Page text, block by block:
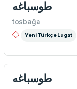
طوسباغه
tosbağa
Yeni Türkçe Lugat
طوسباغه